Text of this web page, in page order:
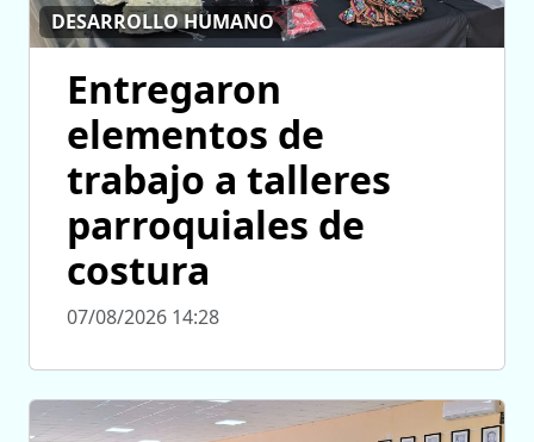
DESARROLLO HUMANO
Entregaron
elementos de
trabajo a talleres
parroquiales de
costura
07/08/2026 14:28